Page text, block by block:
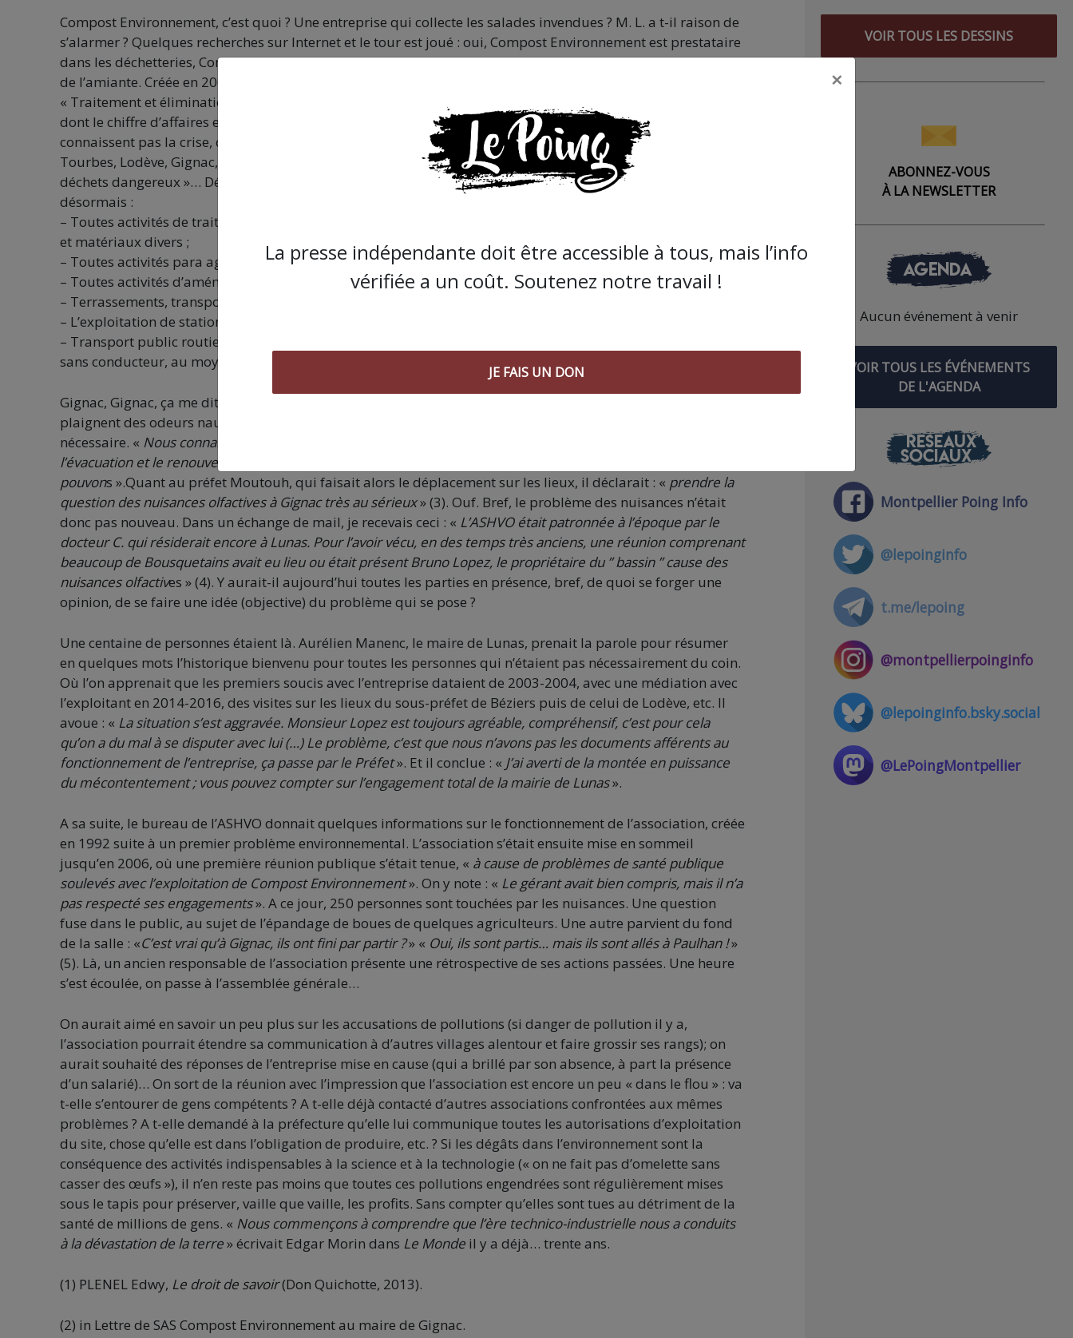
Compost Environnement, c’est quoi ? Une entreprise qui collecte les salades invendues ? M. L. a t-il raison de
s’alarmer ? Quelques recherches sur Internet et le tour est joué : oui, Compost Environnement est prestataire
dans les déchetteries, Compost Environnement collecte de tout, et même des déchets hospitaliers. Et même
de l’amiante. Créée en 2003, l’entreprise Lopez a son siège social à La Tour sur Orb. Son activité :
« Traitement et élimination des déchets non dangereux ». C’est une petite entreprise de quelques salariés,
dont le chiffre d’affaires et en constante évolution. Question traitement des déchets, les petites entreprises ne
connaissent pas la crise, c’est bien connu. Compost Environnement fait alors des petits : à la Tour sur Orb,
Tourbes, Lodève, Gignac, Lunas… Ah, cette fois l’activité s’est quand même transformée en « collecte des
déchets dangereux »… Début octobre 2022, l’entreprise déclare une modification de l’activité, où l’on trouve
désormais :
– Toutes activités de traitement des déchets et notamment le recyclage des végétaux, des boues, de papiers
et matériaux divers ;
– Toutes activités para agricoles relatives à la fabrication d’humus, d’amendements organiques et autres,
– Toutes activités d’aménagement de sites et activités corrélatives ;
– Terrassements, transports de matériaux pour le compte de l’entreprise, la location de bennes ;
– L’exploitation de stations d’épurations et de décharges ;
– Transport public routier de marchandises, de déménagement et loueurs de véhicules industriels avec ou
sans conducteur, au moyen de véhicules de tous tonnages.
Gignac, Gignac, ça me dit quelque chose… Je fonce dans mes archives… Bingo ! « A Gignac, les habitants se
plaignent des odeurs nauséabondes depuis des années ». Compost Environnement ne nie pas, et fera le
nécessaire. « Nous connaissons en ce moment des périodes de canicules exceptionnelles qui perturbent
l’évacuation et le renouvellement de l’air ambiant
pouvons ».Quant au préfet Moutouh, qui faisait alors le déplacement sur les lieux, il déclarait : « prendre la
question des nuisances olfactives à Gignac très au sérieux» (3). Ouf. Bref, le problème des nuisances n’était
donc pas nouveau. Dans un échange de mail, je recevais ceci : « L’ASHVOétait patronnée à l’époque par le
docteur C. qui résiderait encore à Lunas. Pour l’avoir vécu, en des temps très anciens, une réunion comprenant
beaucoup de Bousquetains avait eu lieu ou était présent Bruno Lopez, le propriétaire du ” bassin ” cause des
nuisances olfactives » (4). Y aurait-il aujourd’hui toutes les parties en présence, bref, de quoi se forger une
opinion, de se faire une idée (objective) du problème qui se pose ?
Une centaine de personnes étaient là. Aurélien Manenc, le maire de Lunas, prenait la parole pour résumer
en quelques mots l’historique bienvenu pour toutes les personnes qui n’étaient pas nécessairement du coin.
Où l’on apprenait que les premiers soucis avec l’entreprise dataient de 2003-2004, avec une médiation avec
l’exploitant en 2014-2016, des visites sur les lieux du sous-préfet de Béziers puis de celui de Lodève, etc. Il
avoue : « La situation s’est aggravée. Monsieur Lopez est toujours agréable, compréhensif, c’est pour cela
qu’on a du mal à se disputer avec lui (…) Le problème, c’est que nous n’avons pas les documents afférents au
fonctionnement de l’entreprise, ça passe par le Préfet». Et il conclue : « J’ai averti de la montée en puissance
du mécontentement ; vous pouvez compter sur l’engagement total de la mairie de Lunas».
A sa suite, le bureau de l’ASHVO donnait quelques informations sur le fonctionnement de l’association, créée
en 1992 suite à un premier problème environnemental. L’association s’était ensuite mise en sommeil
jusqu’en 2006, où une première réunion publique s’était tenue, « à cause de problèmes de santé publique
soulevés avec l’exploitation de Compost Environnement». On y note : « Le gérant avait bien compris, mais il n’a
pas respecté ses engagements». A ce jour, 250 personnes sont touchées par les nuisances. Une question
fuse dans le public, au sujet de l’épandage de boues de quelques agriculteurs. Une autre parvient du fond
de la salle : «C’est vrai qu’à Gignac, ils ont fini par partir ?» « Oui, ils sont partis… mais ils sont allés à Paulhan !»
(5). Là, un ancien responsable de l’association présente une rétrospective de ses actions passées. Une heure
s’est écoulée, on passe à l’assemblée générale…
On aurait aimé en savoir un peu plus sur les accusations de pollutions (si danger de pollution il y a,
l’association pourrait étendre sa communication à d’autres villages alentour et faire grossir ses rangs); on
aurait souhaité des réponses de l’entreprise mise en cause (qui a brillé par son absence, à part la présence
d’un salarié)… On sort de la réunion avec l’impression que l’association est encore un peu « dans le flou » : va
t-elle s’entourer de gens compétents ? A t-elle déjà contacté d’autres associations confrontées aux mêmes
problèmes ? A t-elle demandé à la préfecture qu’elle lui communique toutes les autorisations d’exploitation
du site, chose qu’elle est dans l’obligation de produire, etc. ? Si les dégâts dans l’environnement sont la
conséquence des activités indispensables à la science et à la technologie (« on ne fait pas d’omelette sans
casser des œufs »), il n’en reste pas moins que toutes ces pollutions engendrées sont régulièrement mises
sous le tapis pour préserver, vaille que vaille, les profits. Sans compter qu’elles sont tues au détriment de la
santé de millions de gens. « Nous commençons à comprendre que l’ère technico-industrielle nous a conduits
à la dévastation de la terre» écrivait Edgar Morin dans Le Monde il y a déjà… trente ans.
(1) PLENEL Edwy, Le droit de savoir(Don Quichotte, 2013).
(2) in Lettre de SAS Compost Environnement au maire de Gignac.
VOIR TOUS LES DESSINS
ABONNEZ-VOUS
À LA NEWSLETTER
AGENDA
Aucun événement à venir
VOIR TOUS LES ÉVÉNEMENTS
DE L'AGENDA
RÉSEAUX
SOCIAUX
Montpellier Poing Info
@lepoinginfo
t.me/lepoing
@montpellierpoinginfo
@lepoinginfo.bsky.social
@LePoingMontpellier
×
La presse indépendante doit être accessible à tous, mais l’info
vérifiée a un coût. Soutenez notre travail !
JE FAIS UN DON